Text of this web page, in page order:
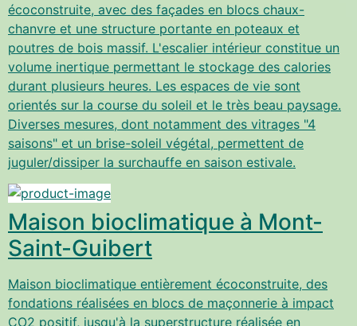
écoconstruite, avec des façades en blocs chaux-
chanvre et une structure portante en poteaux et
poutres de bois massif. L'escalier intérieur constitue un
volume inertique permettant le stockage des calories
durant plusieurs heures. Les espaces de vie sont
orientés sur la course du soleil et le très beau paysage.
Diverses mesures, dont notamment des vitrages "4
saisons" et un brise-soleil végétal, permettent de
juguler/dissiper la surchauffe en saison estivale.
Maison bioclimatique à Mont-
Saint-Guibert
Maison bioclimatique entièrement écoconstruite, des
fondations réalisées en blocs de maçonnerie à impact
CO2 positif, jusqu'à la superstructure réalisée en